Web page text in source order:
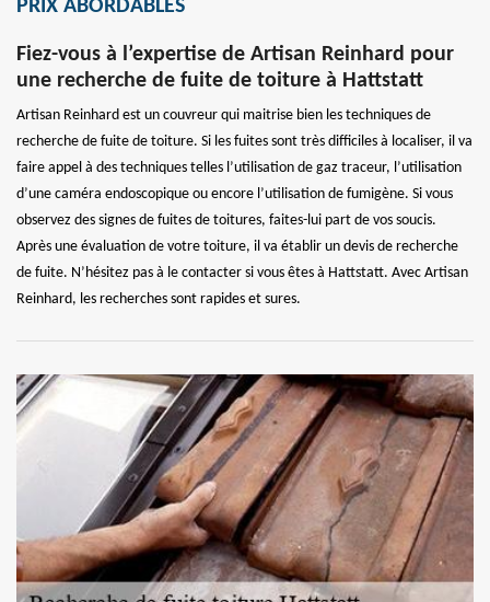
PRIX ABORDABLES
Fiez-vous à l’expertise de Artisan Reinhard pour
une recherche de fuite de toiture à Hattstatt
Artisan Reinhard est un couvreur qui maitrise bien les techniques de
recherche de fuite de toiture. Si les fuites sont très difficiles à localiser, il va
faire appel à des techniques telles l’utilisation de gaz traceur, l’utilisation
d’une caméra endoscopique ou encore l’utilisation de fumigène. Si vous
observez des signes de fuites de toitures, faites-lui part de vos soucis.
Après une évaluation de votre toiture, il va établir un devis de recherche
de fuite. N’hésitez pas à le contacter si vous êtes à Hattstatt. Avec Artisan
Reinhard, les recherches sont rapides et sures.